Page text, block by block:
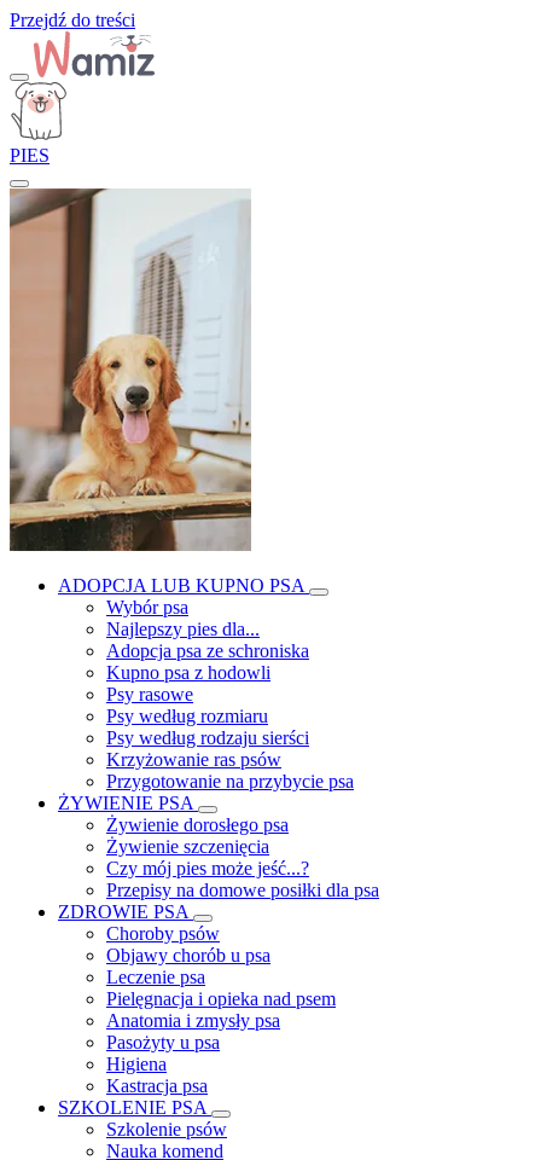
Przejdź do treści
PIES
ADOPCJA LUB KUPNO PSA
Wybór psa
Najlepszy pies dla...
Adopcja psa ze schroniska
Kupno psa z hodowli
Psy rasowe
Psy według rozmiaru
Psy według rodzaju sierści
Krzyżowanie ras psów
Przygotowanie na przybycie psa
ŻYWIENIE PSA
Żywienie dorosłego psa
Żywienie szczenięcia
Czy mój pies może jeść...?
Przepisy na domowe posiłki dla psa
ZDROWIE PSA
Choroby psów
Objawy chorób u psa
Leczenie psa
Pielęgnacja i opieka nad psem
Anatomia i zmysły psa
Pasożyty u psa
Higiena
Kastracja psa
SZKOLENIE PSA
Szkolenie psów
Nauka komend